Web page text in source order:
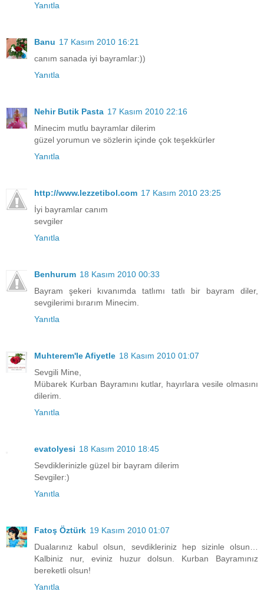
Yanıtla
Banu 17 Kasım 2010 16:21
canım sanada iyi bayramlar:))
Yanıtla
Nehir Butik Pasta 17 Kasım 2010 22:16
Minecim mutlu bayramlar dilerim
güzel yorumun ve sözlerin içinde çok teşekkürler
Yanıtla
http://www.lezzetibol.com 17 Kasım 2010 23:25
İyi bayramlar canım
sevgiler
Yanıtla
Benhurum 18 Kasım 2010 00:33
Bayram şekeri kıvanımda tatlımı tatlı bir bayram diler,
sevgilerimi bırarım Minecim.
Yanıtla
Muhterem'le Afiyetle 18 Kasım 2010 01:07
Sevgili Mine,
Mübarek Kurban Bayramını kutlar, hayırlara vesile olmasını
dilerim.
Yanıtla
evatolyesi 18 Kasım 2010 18:45
Sevdiklerinizle güzel bir bayram dilerim
Sevgiler:)
Yanıtla
Fatoş Öztürk 19 Kasım 2010 01:07
Dualarınız kabul olsun, sevdikleriniz hep sizinle olsun…
Kalbiniz nur, eviniz huzur dolsun. Kurban Bayramınız
bereketli olsun!
Yanıtla